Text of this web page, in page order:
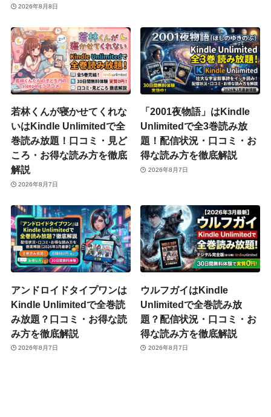
2026年8月8日
若林くんが寝かせてくれな
いはKindle Unlimitedで全
巻読み放題！口コミ・見ど
ころ・お得な読み方を徹底
解説
2026年8月7日
「2001夜物語」はKindle
Unlimitedで全3巻読み放
題！配信状況・口コミ・お
得な読み方を徹底解説
2026年8月7日
アンドロイドタイプワンは
Kindle Unlimitedで全巻読
み放題？口コミ・お得な読
み方を徹底解説
2026年8月7日
ウルフガイはKindle
Unlimitedで全巻読み放
題？配信状況・口コミ・お
得な読み方を徹底解説
2026年8月7日